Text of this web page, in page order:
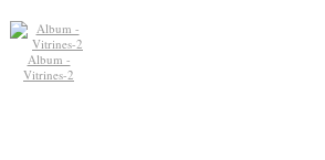
Album -
Vitrines-2